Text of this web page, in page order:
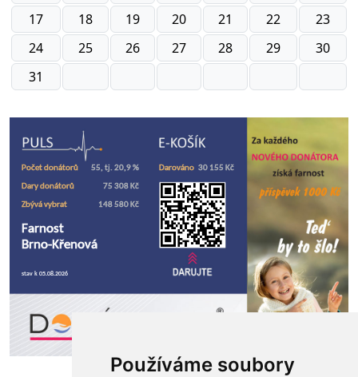
Používáme soubory
17
18 19 20 21 22
23
24
25 26 27 28 29
30
31